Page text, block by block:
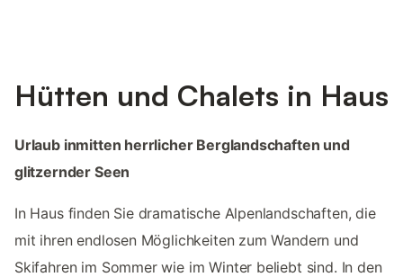
Hütten und Chalets in Haus
Urlaub inmitten herrlicher Berglandschaften und
glitzernder Seen
In Haus finden Sie dramatische Alpenlandschaften, die
mit ihren endlosen Möglichkeiten zum Wandern und
Skifahren im Sommer wie im Winter beliebt sind. In den